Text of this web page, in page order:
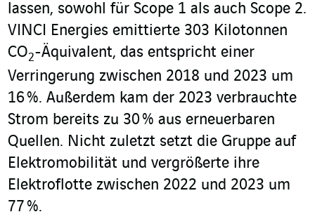
lassen, sowohl für Scope 1 als auch Scope 2.
VINCI Energies emittierte 303 Kilotonnen
CO2-Äquivalent, das entspricht einer
Verringerung zwischen 2018 und 2023 um
16 %. Außerdem kam der 2023 verbrauchte
Strom bereits zu 30 % aus erneuerbaren
Quellen. Nicht zuletzt setzt die Gruppe auf
Elektromobilität und vergrößerte ihre
Elektroflotte zwischen 2022 und 2023 um
77 %.